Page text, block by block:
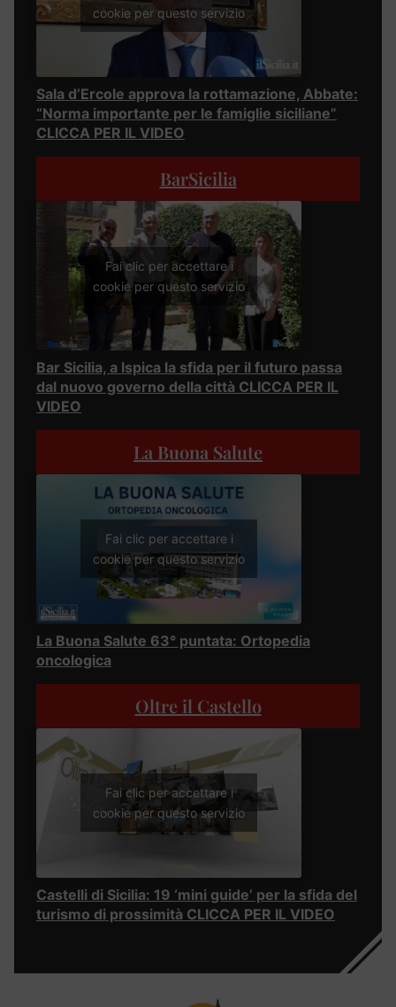
cookie per questo servizio
Sala d’Ercole approva la rottamazione, Abbate:
“Norma importante per le famiglie siciliane”
CLICCA PER IL VIDEO
BarSicilia
Fai clic per accettare i
cookie per questo servizio
Bar Sicilia, a Ispica la sfida per il futuro passa
dal nuovo governo della città CLICCA PER IL
VIDEO
La Buona Salute
Fai clic per accettare i
cookie per questo servizio
La Buona Salute 63° puntata: Ortopedia
oncologica
Oltre il Castello
Fai clic per accettare i
cookie per questo servizio
Castelli di Sicilia: 19 ‘mini guide’ per la sfida del
turismo di prossimità CLICCA PER IL VIDEO